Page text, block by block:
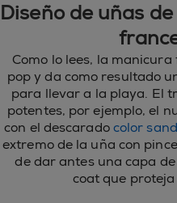
Diseño de uñas
Como lo lees, la
pop y da como resultado
para llevar a la playa. El
potentes, por ejemplo, el
con el descaradocolor
extremo de la uña con
de dar antes una capa
coat que